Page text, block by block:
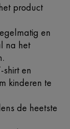
product
en
na het
en
kinderen te
de heetste